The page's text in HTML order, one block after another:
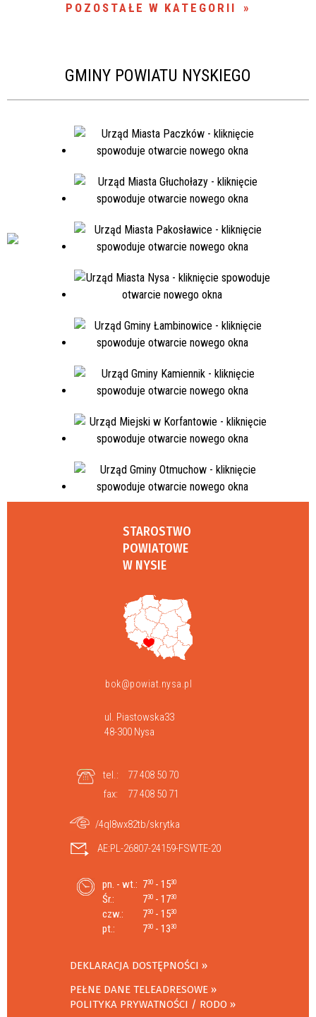
POZOSTAŁE W KATEGORII
GMINY POWIATU NYSKIEGO
STAROSTWO
POWIATOWE
W NYSIE
bok@powiat.nysa.pl
ul. Piastowska33
48-300 Nysa
tel.:
77 408 50 70
fax:
77 408 50 71
/4ql8wx82tb/skrytka
AE:PL-26807-24159-FSWTE-20
pn. - wt.: 730 - 1530
Śr.: 730 - 1730
czw.: 730 - 1530
pt.: 730 - 1330
DEKLARACJA DOSTĘPNOŚCI
PEŁNE DANE TELEADRESOWE
POLITYKA PRYWATNOŚCI / RODO